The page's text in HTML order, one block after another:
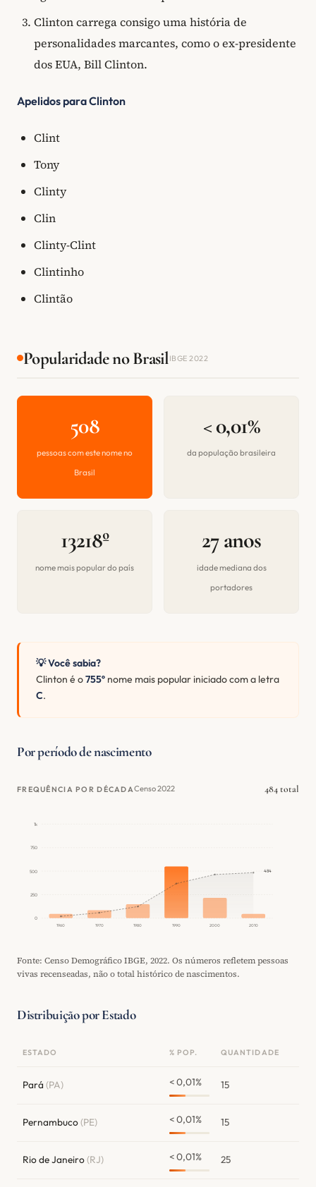
Clinton carrega consigo uma história de
personalidades marcantes, como o ex-presidente
dos EUA, Bill Clinton.
Apelidos para Clinton
Clint
Tony
Clinty
Clin
Clinty-Clint
Clintinho
Clintão
Popularidade no BrasilIBGE 2022
508
pessoas com este nome no
Brasil
< 0,01%
da população brasileira
13218º
nome mais popular do país
27 anos
idade mediana dos
portadores
💡 Você sabia?
Clinton é o755º nome mais popular iniciado com a letra
C.
Por período de nascimento
FREQUÊNCIA POR DÉCADACenso 2022 484 total
0
250
500
750
1k
1960 1970 1980 1990 2000 2010
484
Fonte: Censo Demográfico IBGE, 2022. Os números refletem pessoas
vivas recenseadas, não o total histórico de nascimentos.
Distribuição por Estado
ESTADO % POP. QUANTIDADE
Pará (PA) < 0,01% 15
Pernambuco(PE) < 0,01% 15
Rio de Janeiro(RJ) < 0,01% 25